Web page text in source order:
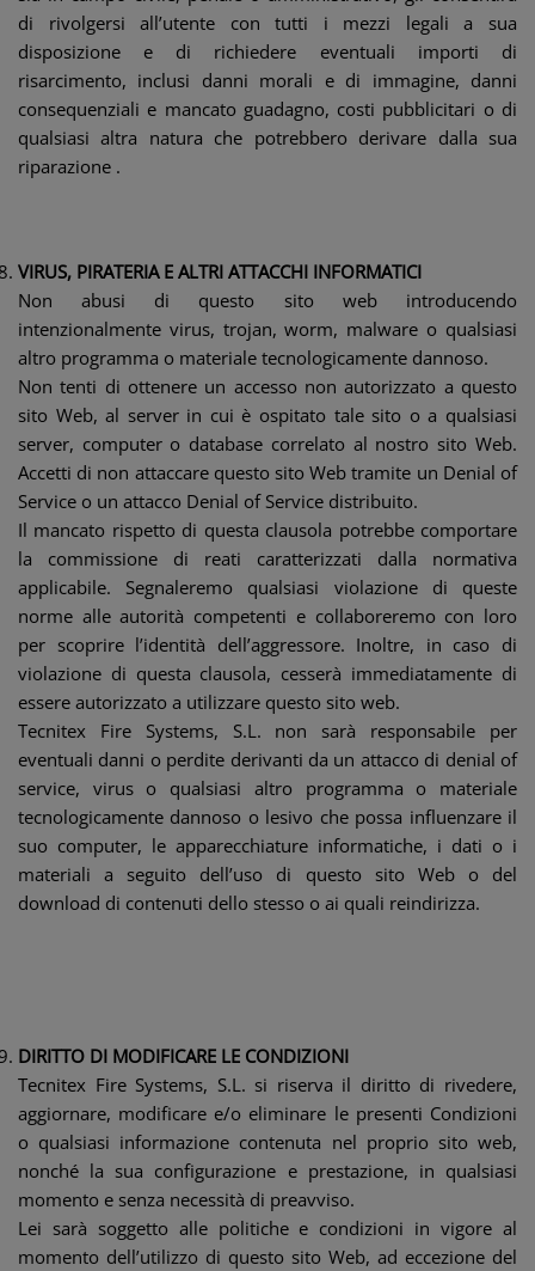
di rivolgersi all’utente con tutti i mezzi legali a sua
disposizione e di richiedere eventuali importi di
risarcimento, inclusi danni morali e di immagine, danni
consequenziali e mancato guadagno, costi pubblicitari o di
qualsiasi altra natura che potrebbero derivare dalla sua
riparazione .
VIRUS, PIRATERIA E ALTRI ATTACCHI INFORMATICI
Non abusi di questo sito web introducendo
intenzionalmente virus, trojan, worm, malware o qualsiasi
altro programma o materiale tecnologicamente dannoso.
Non tenti di ottenere un accesso non autorizzato a questo
sito Web, al server in cui è ospitato tale sito o a qualsiasi
server, computer o database correlato al nostro sito Web.
Accetti di non attaccare questo sito Web tramite un Denial of
Service o un attacco Denial of Service distribuito.
Il mancato rispetto di questa clausola potrebbe comportare
la commissione di reati caratterizzati dalla normativa
applicabile. Segnaleremo qualsiasi violazione di queste
norme alle autorità competenti e collaboreremo con loro
per scoprire l’identità dell’aggressore. Inoltre, in caso di
violazione di questa clausola, cesserà immediatamente di
essere autorizzato a utilizzare questo sito web.
Tecnitex Fire Systems, S.L. non sarà responsabile per
eventuali danni o perdite derivanti da un attacco di denial of
service, virus o qualsiasi altro programma o materiale
tecnologicamente dannoso o lesivo che possa influenzare il
suo computer, le apparecchiature informatiche, i dati o i
materiali a seguito dell’uso di questo sito Web o del
download di contenuti dello stesso o ai quali reindirizza.
DIRITTO DI MODIFICARE LE CONDIZIONI
Tecnitex Fire Systems, S.L. si riserva il diritto di rivedere,
aggiornare, modificare e/o eliminare le presenti Condizioni
o qualsiasi informazione contenuta nel proprio sito web,
nonché la sua configurazione e prestazione, in qualsiasi
momento e senza necessità di preavviso.
Lei sarà soggetto alle politiche e condizioni in vigore al
momento dell’utilizzo di questo sito Web, ad eccezione del